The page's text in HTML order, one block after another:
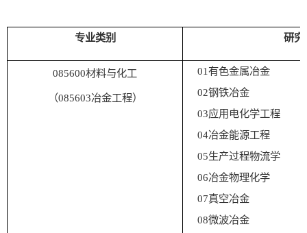
专业类别 研究
085600材料与化工
（085603冶金工程）
01有色金属冶金
02钢铁冶金
03应用电化学工程
04冶金能源工程
05生产过程物流学
06冶金物理化学
07真空冶金
08微波冶金